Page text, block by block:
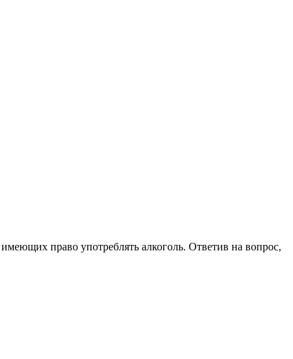
право употреблять алкоголь. Ответив на вопрос,